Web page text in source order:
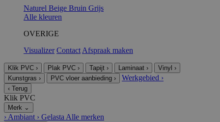
Naturel Beige Bruin Grijs
Alle kleuren
OVERIGE
Visualizer Contact Afspraak maken
Klik PVC › Plak PVC › Tapijt › Laminaat › Vinyl ›
Kunstgras › PVC vloer aanbieding › Werkgebied ›
‹ Terug
Klik PVC
Merk ⌄
› Ambiant › Gelasta Alle merken